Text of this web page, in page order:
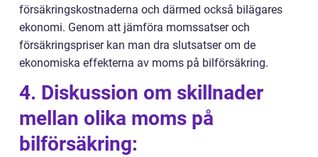
försäkringskostnaderna och därmed också bilägares
ekonomi. Genom att jämföra momssatser och
försäkringspriser kan man dra slutsatser om de
ekonomiska effekterna av moms på bilförsäkring.
4. Diskussion om skillnader
mellan olika moms på
bilförsäkring: